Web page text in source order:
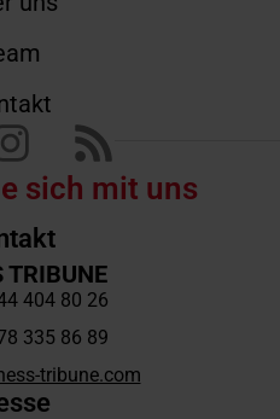
TRIBUNE
404 80 26
335 86 89
tribune.com
sich mit uns